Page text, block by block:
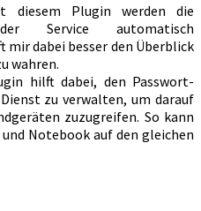
diesem Plugin werden die
Service automatisch
mir dabei besser den Überblick
wahren.
hilft dabei, den Passwort-
zu verwalten, um darauf
zuzugreifen. So kann
Notebook auf den gleichen